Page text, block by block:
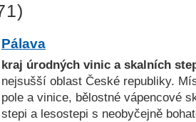
Pálava
kraj úrodných vinic a skalních
nejsušší oblast České republiky.
pole a vinice, bělostné vápencové
stepi a lesostepi s neobyčejně